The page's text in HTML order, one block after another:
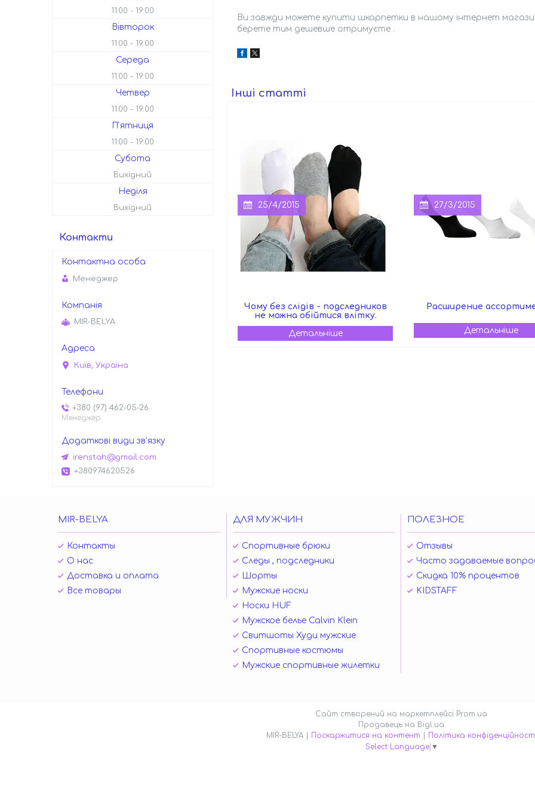
Ви завжди можете купити шкарпетки в нашому інтернет
берете тим дешевше отримуєте .
Інші статті
25/4/2015
Чому без слідів - подследников
не можна обійтися влітку.
27/3/2015
Расширение
11:00 19:00
Вівторок
11:00 19:00
Середа
11:00 19:00
Четвер
11:00 19:00
Пʼятниця
11:00 19:00
Субота
Вихідний
Неділя
Вихідний
Контакти
Менеджер
MIR-BELYA
Київ, Україна
+380 (97) 462-05-26
Менеджер
irenstah@gmail.com
+380974620526
MIR-BELYA
Контакты
О нас
Доставка и оплата
Все товары
ДЛЯ МУЖЧИН
Спортивные брюки
Следы , подследники
Шорты
Мужские носки
Носки HUF
Мужское белье Calvin Klein
Свитшоты Худи мужские
Спортивные костюмы
Мужские спортивные жилетки
ПОЛЕЗНОЕ
Отзывы
Часто задаваемые
Скидка 10% процентов
KIDSTAFF
Сайт створений на маркетплейсі Prom.ua
Продавець на Bigl.ua
Поскаржитися на контент
Політика
Select Language ▼